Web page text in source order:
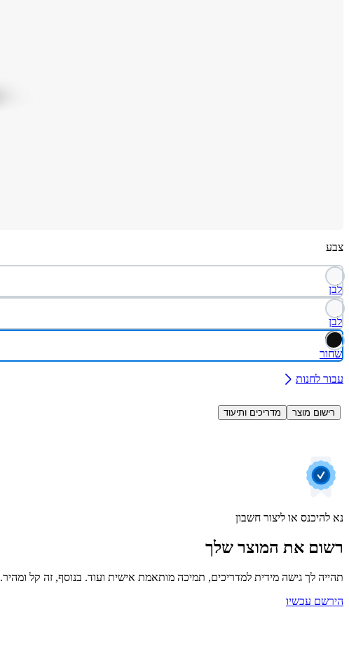
צבע
לבן
לבן
שחור
עבור לחנות
רישום מוצר מדריכים ותיעוד
נא להיכנס או ליצור חשבון
רשום את המוצר שלך
תהייה לך גישה מידית למדריכים, תמיכה מותאמת אישית ועוד. בנוסף, זה קל ומהיר.
הירשם עכשיו